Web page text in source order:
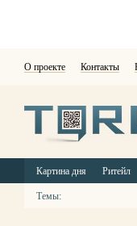
О проекте Контакты
Картина дня Ритейл
Темы: